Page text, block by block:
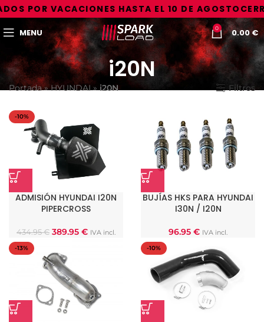
POR VACACIONES HASTA EL 10 DE AGOSTO
MENU 0 0.00€
i20N
Portada»HYUNDAI»i20N Filtros
-10%
ADMISIÓN HYUNDAI I20N
PIPERCROSS
434.95€ 389.95 € IVA incl.
BUJÍAS HKS PARA HYUNDAI
I30N / I20N
96.95 € IVA incl.
-13% -10%